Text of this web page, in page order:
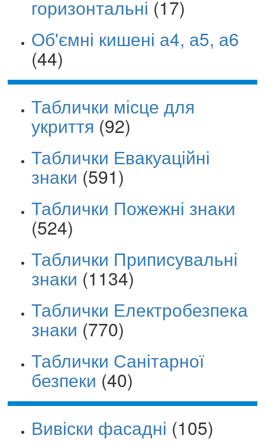
горизонтальні (17)
Об'ємні кишені а4, а5, а6
(44)
Таблички місце для
укриття (92)
Таблички Евакуаційні
знаки (591)
Таблички Пожежні знаки
(524)
Таблички Приписувальні
знаки (1134)
Таблички Електробезпека
знаки (770)
Таблички Санітарної
безпеки (40)
Вивіски фасадні (105)